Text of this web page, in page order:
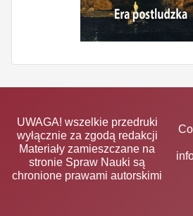
UWAGA! wszelkie przedruki
wyłącznie za zgodą redakcji
Materiały zamieszczane na
stronie Spraw Nauki są
chronione prawami autorskimi